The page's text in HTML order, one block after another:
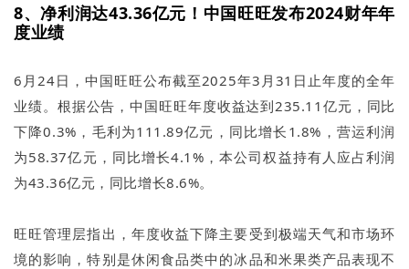
8、净利润达43.36亿元！中国旺旺发布2024财年年
度业绩
6月24日，中国旺旺公布截至2025年3月31日止年度的全年
业绩。根据公告，中国旺旺年度收益达到235.11亿元，同比
下降0.3%，毛利为111.89亿元，同比增长1.8%，营运利润
为58.37亿元，同比增长4.1%，本公司权益持有人应占利润
为43.36亿元，同比增长8.6%。
旺旺管理层指出，年度收益下降主要受到极端天气和市场环
境的影响，特别是休闲食品类中的冰品和米果类产品表现不